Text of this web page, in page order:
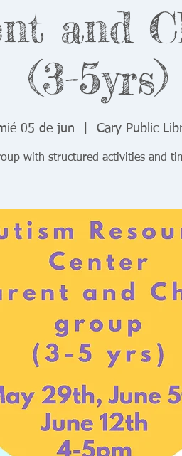
and
(3-5yrs)
05 de jun Cary Public
with structured activities and